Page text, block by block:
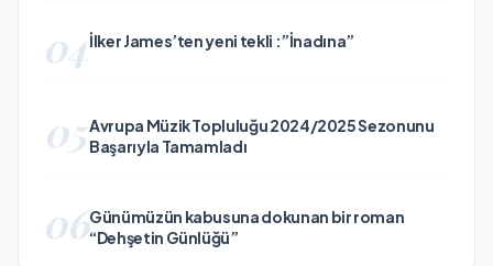
04İlker James’ten yeni tekli :”İnadına”
05Avrupa Müzik Topluluğu 2024/2025 Sezonunu
Başarıyla Tamamladı
06Günümüzün kabusuna dokunan bir roman
“Dehşetin Günlüğü”